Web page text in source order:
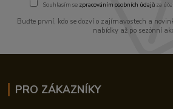
Souhlasím se zpracováním osobních údajůza
Buďte první, kdo se dozví o zajímavostech a
nabídky až po sezónní
PRO ZÁKAZNÍKY